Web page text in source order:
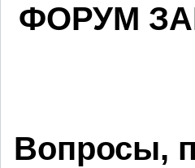
ФОРУМ
Вопросы,